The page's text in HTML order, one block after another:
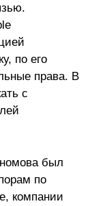
по его
права. В
с
был
по
компании